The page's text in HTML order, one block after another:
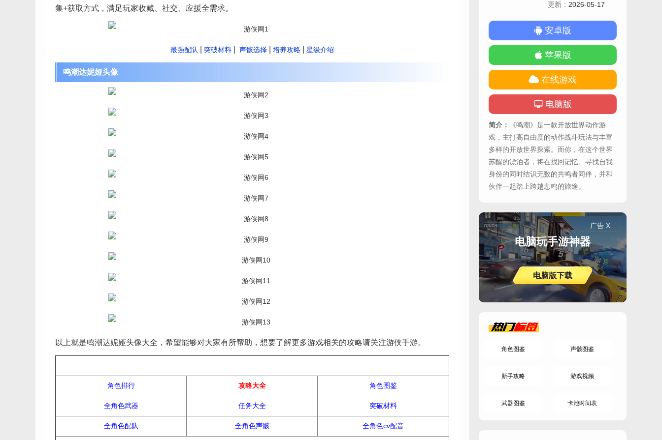
集+获取方式，满足玩家收藏、社交、应援全需求。
最强配队 突破材料 声骸选择 培养攻略 星级介绍
鸣潮达妮娅头像
以上就是鸣潮达妮娅头像大全，希望能够对大家有所帮助，想要了解更多游戏相关的攻略请关注游侠手游。
角色排行 攻略大全 角色图鉴
全角色武器 任务大全 突破材料
全角色配队 全角色声骸 全角色cv配音
更新： 2026-05-17
安卓版
苹果版
在线游戏
电脑版
简介：
《鸣潮》是一款开放世界动作游
戏，主打高自由度的动作战斗玩法与丰富
多样的开放世界探索。而你，在这个世界
苏醒的漂泊者，将在找回记忆、寻找自我
身份的同时结识无数的共鸣者同伴，并和
伙伴一起踏上跨越悲鸣的旅途。
电脑玩手游神器
电脑版下载
广告 X
热门标签
角色图鉴 声骸图鉴
新手攻略 游戏视频
武器图鉴 卡池时间表